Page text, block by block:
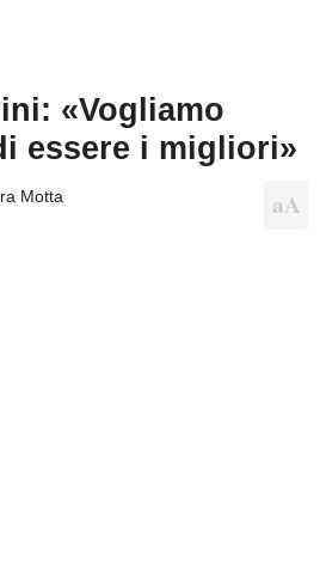
«Vogliamo
essere i migliori»
Motta